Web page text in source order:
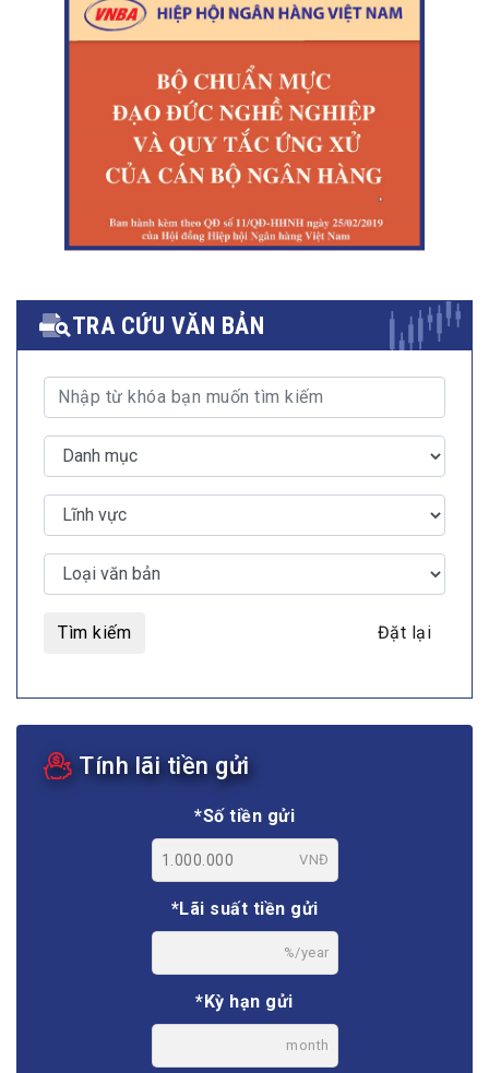
TRA CỨU VĂN BẢN
Tìm kiếm Đặt lại
Tính lãi tiền gửi
*Số tiền gửi
VNĐ
*Lãi suất tiền gửi
%/year
*Kỳ hạn gửi
month